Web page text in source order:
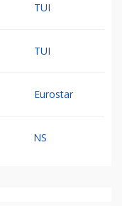
TUI
TUI
Eurostar
NS